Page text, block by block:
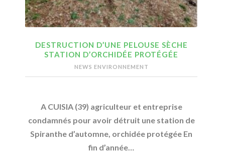
DESTRUCTION D’UNE PELOUSE SÈCHE
STATION D’ORCHIDÉE PROTÉGÉE
NEWS ENVIRONNEMENT
A CUISIA (39) agriculteur et entreprise
condamnés pour avoir détruit une station de
Spiranthe d’automne, orchidée protégée En
fin d’année…